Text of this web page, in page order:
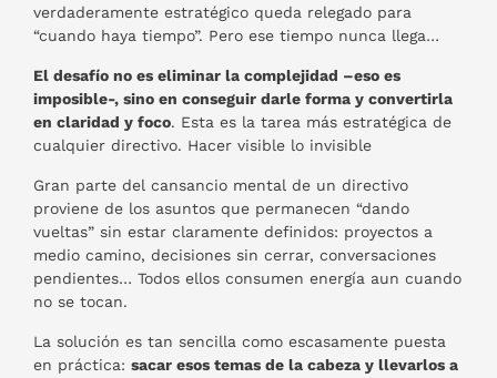
verdaderamente estratégico queda relegado para
“cuando haya tiempo”. Pero ese tiempo nunca llega…
El desafío no es eliminar la complejidad –eso es
imposible-, sino en conseguir darle forma y convertirla
en claridad y foco. Esta es la tarea más estratégica de
cualquier directivo. Hacer visible lo invisible
Gran parte del cansancio mental de un directivo
proviene de los asuntos que permanecen “dando
vueltas” sin estar claramente definidos: proyectos a
medio camino, decisiones sin cerrar, conversaciones
pendientes… Todos ellos consumen energía aun cuando
no se tocan.
La solución es tan sencilla como escasamente puesta
en práctica: sacar esos temas de la cabeza y llevarlos a